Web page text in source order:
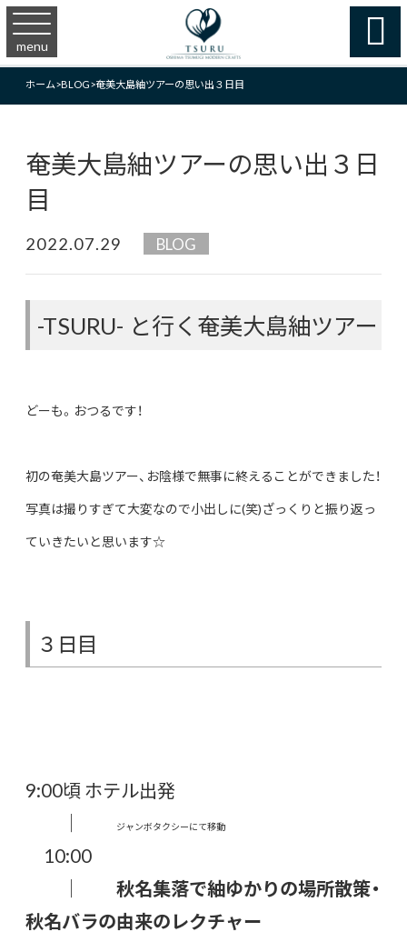
menu 
ホーム>BLOG>奄美大島紬ツアーの思い出３日目
奄美大島紬ツアーの思い出３日
目
2022.07.29 BLOG
-TSURU- と行く奄美大島紬ツアー
どーも。おつるです！
初の奄美大島ツアー、お陰様で無事に終えることができました！
写真は撮りすぎて大変なので小出しに(笑)ざっくりと振り返っ
ていきたいと思います☆
３日目
9:00頃 ホテル出発
｜
ジャンボタクシーにて移動
10:00
｜ 秋名集落で紬ゆかりの場所散策・
秋名バラの由来のレクチャー